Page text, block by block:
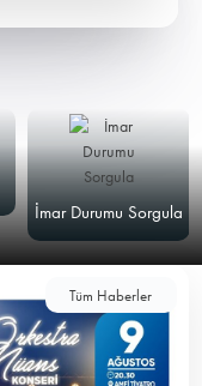
İmar Durumu Sorgula
Tüm Haberler